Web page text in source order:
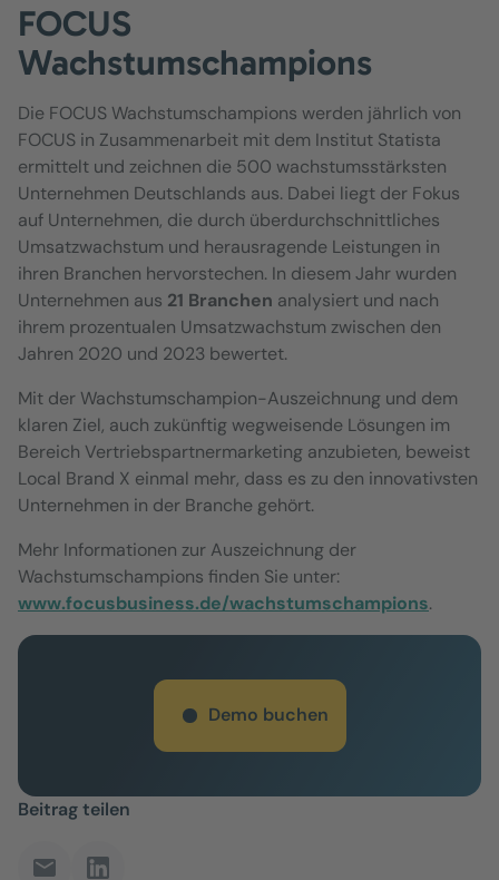
FOCUS
Wachstumschampions
Die FOCUS Wachstumschampions werden jährlich von
FOCUS in Zusammenarbeit mit dem Institut Statista
ermittelt und zeichnen die 500 wachstumsstärksten
Unternehmen Deutschlands aus. Dabei liegt der Fokus
auf Unternehmen, die durch überdurchschnittliches
Umsatzwachstum und herausragende Leistungen in
ihren Branchen hervorstechen. In diesem Jahr wurden
Unternehmen aus 21 Branchen analysiert und nach
ihrem prozentualen Umsatzwachstum zwischen den
Jahren 2020 und 2023 bewertet.
Mit der Wachstumschampion-Auszeichnung und dem
klaren Ziel, auch zukünftig wegweisende Lösungen im
Bereich Vertriebspartnermarketing anzubieten, beweist
Local Brand X einmal mehr, dass es zu den innovativsten
Unternehmen in der Branche gehört.
Mehr Informationen zur Auszeichnung der
Wachstumschampions finden Sie unter:
www.focusbusiness.de/wachstumschampions.
Demo buchen
Beitrag teilen